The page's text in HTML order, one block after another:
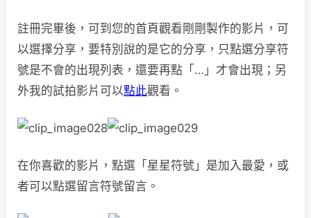
註冊完畢後，可到您的首頁觀看剛剛製作的影片，可
以選擇分享，要特別說的是它的分享，只點選分享符
號是不會的出現列表，還要再點「…」才會出現；另
外我的試拍影片可以點此觀看。
在你喜歡的影片，點選「星星符號」是加入最愛，或
者可以點選留言符號留言。